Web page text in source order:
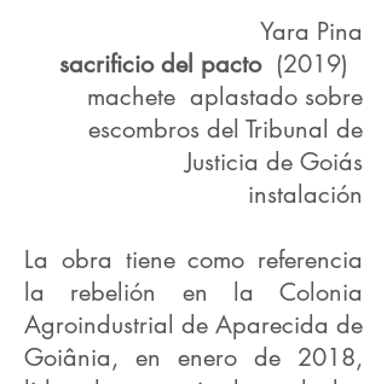
Yara Pina
sacrificio del pacto (2019)
machete aplastado sobre
escombros del Tribunal de
Justicia de Goiás
instalación
La obra tiene como referencia
la rebelión en la Colonia
Agroindustrial de Aparecida de
Goiânia, en enero de 2018,